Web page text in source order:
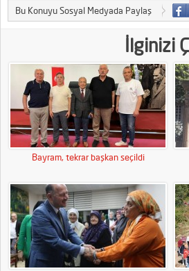
Bu Konuyu Sosyal Medyada Paylaş
İlginizi
Bayram, tekrar başkan seçildi